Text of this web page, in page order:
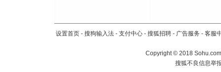
设置首页 - 搜狗输入法 - 支付中心 - 搜狐招聘 - 广告服务 - 客服
Copyright ©2018
搜狐不良信息举